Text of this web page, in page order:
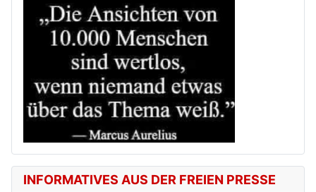
INFORMATIVES AUS DER FREIEN PRESSE